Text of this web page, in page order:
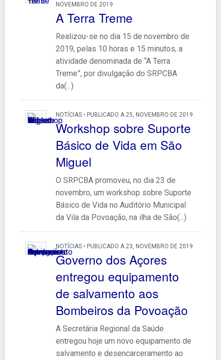
NOVEMBRO DE 2019
A Terra Treme
Realizou-se no dia 15 de novembro de
2019, pelas 10 horas e 15 minutos, a
atividade denominada de “A Terra
Treme”, por divulgação do SRPCBA
da(...)
NOTÍCIAS • PUBLICADO A 25, NOVEMBRO DE 2019
Workshop sobre Suporte
Básico de Vida em São
Miguel
O SRPCBA promoveu, no dia 23 de
novembro, um workshop sobre Suporte
Básico de Vida no Auditório Municipal
da Vila da Povoação, na ilha de São(...)
NOTÍCIAS • PUBLICADO A 23, NOVEMBRO DE 2019
Governo dos Açores
entregou equipamento
de salvamento aos
Bombeiros da Povoação
A Secretária Regional da Saúde
entregou hoje um novo equipamento de
salvamento e desencarceramento ao